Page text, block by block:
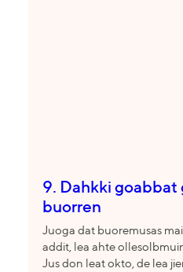
9. Dahkki goabbat
buorren
Juoga dat buoremusas
addit, lea ahte
Jus don leat okto, de lea